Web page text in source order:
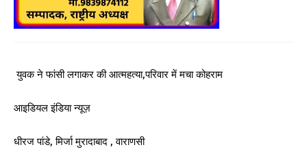
युवक ने फांसी लगाकर की आत्महत्या,परिवार में मचा कोहराम
आइडियल इंडिया न्यूज़
धीरज पांडे, मिर्जा मुरादाबाद , वाराणसी